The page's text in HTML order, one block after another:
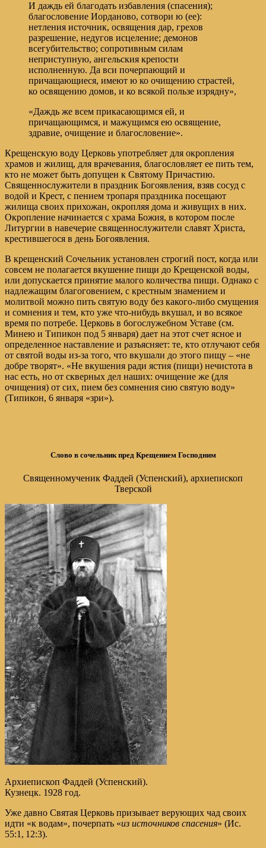
И даждь ей благодать избавления (спасения);
благословение Иорданово, сотвори ю (ее):
нетления источник, освящения дар, грехов
разрешение, недугов исцеление; демонов
всегубительство; сопротивным силам
неприступную, ангельския крепости
исполненную. Да вси почерпающий и
причащающиеся, имеют ю ко очищению страстей,
ко освящению домов, и ко всякой пользе изрядну»,
«Даждь же всем прикасающимся ей, и
причащающимся, и мажущимся ею освящение,
здравие, очищение и благословение».
Крещенскую воду Церковь употребляет для окропления
храмов и жилищ, для врачевания, благословляет ее пить тем,
кто не может быть допущен к Святому Причастию.
Священнослужители в праздник Богоявления, взяв сосуд с
водой и Крест, с пением тропаря праздника посещают
жилища своих прихожан, окропляя дома и живущих в них.
Окропление начинается с храма Божия, в котором после
Литургии в навечерие священнослужители славят Христа,
крестившегося в день Богоявления.
В крещенский Сочельник установлен строгий пост, когда или
совсем не полагается вкушение пищи до Крещенской воды,
или допускается принятие малого количества пищи. Однако с
надлежащим благоговением, с крестным знамением и
молитвой можно пить святую воду без какого-либо смущения
и сомнения и тем, кто уже что-нибудь вкушал, и во всякое
время по потребе. Церковь в богослужебном Уставе (см.
Минею и Типикон под 5 января) дает на этот счет ясное и
определенное наставление и разъясняет: те, кто отлучают себя
от святой воды из-за того, что вкушали до этого пищу – «не
добре творят». «Не вкушения ради ястия (пищи) нечистота в
нас есть, но от скверных дел наших: очищение же (для
очищения) от сих, пием без сомнения сию святую воду»
(Типикон, 6 января «зри»).
Слово в сочельник пред Крещением Господним
Священномученик Фаддей (Успенский), архиепископ
Тверской
Архиепископ Фаддей (Успенский).
Кузнецк. 1928 год.
Уже давно Святая Церковь призывает верующих чад своих
идти «к водам», почерпать «из источников спасения» (Ис.
55:1, 12:3).